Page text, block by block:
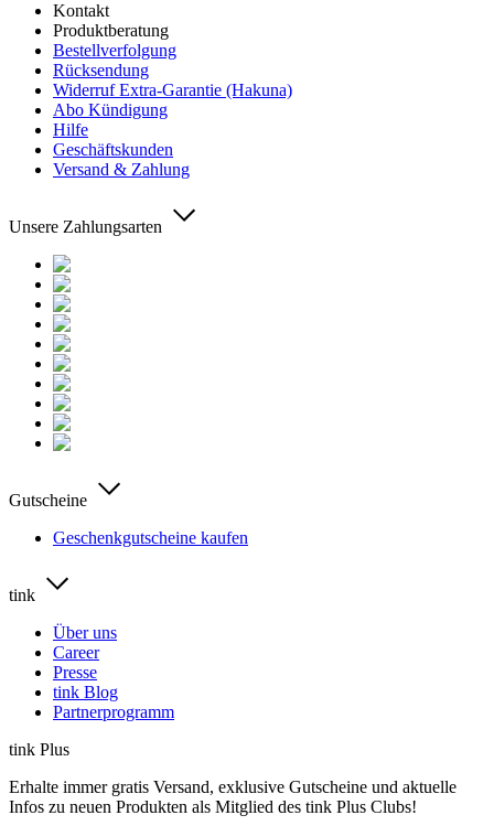
Kontakt
Produktberatung
Bestellverfolgung
Rücksendung
Widerruf Extra-Garantie (Hakuna)
Abo Kündigung
Hilfe
Geschäftskunden
Versand & Zahlung
Unsere Zahlungsarten
Gutscheine
Geschenkgutscheine kaufen
tink
Über uns
Career
Presse
tink Blog
Partnerprogramm
tink Plus
Erhalte immer gratis Versand, exklusive Gutscheine und aktuelle
Infos zu neuen Produkten als Mitglied des tink Plus Clubs!